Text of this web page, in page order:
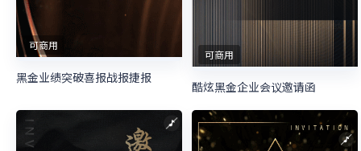
可商用
黑金业绩突破喜报战报捷报
可商用
酷炫黑金企业会议邀请函